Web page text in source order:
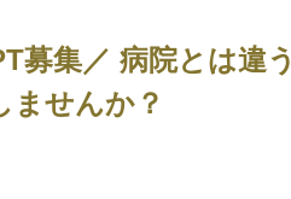
募集／ 病院とは違う
ませんか？